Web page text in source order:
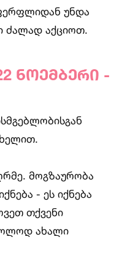
უნდა
ძალად აქციოთ.
ნოემბერი -
მოგზაურობა
- ეს იქნება
თქვენი
ახალი